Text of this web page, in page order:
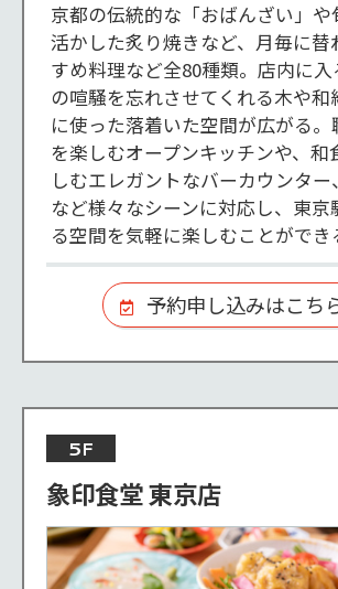
京都の伝統的な「おばんざい」や
活かした炙り焼きなど、月毎に替
すめ料理など全80種類。店内に入
の喧騒を忘れさせてくれる木や和
に使った落着いた空間が広がる
を楽しむオープンキッチンや、和
しむエレガントなバーカウンタ
など様々なシーンに対応し、東京
る空間を気軽に楽しむことができ
予約申し込みはこち
5F
象印食堂 東京店